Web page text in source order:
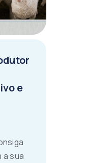
e
sua